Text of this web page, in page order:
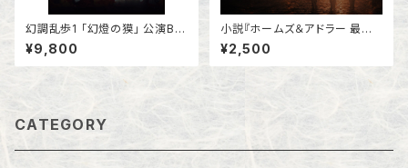
幻調乱歩1 「幻燈の獏」 公演Blu
-ray
¥9,800
小説『ホームズ＆アドラー 最後
の未解決事件』
¥2,500
CATEGORY